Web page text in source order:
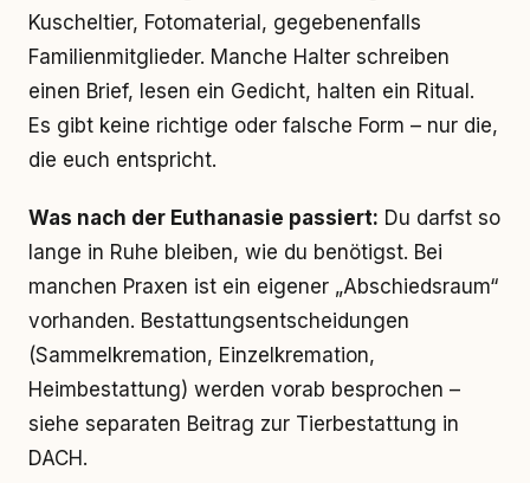
Kuscheltier, Fotomaterial, gegebenenfalls
Familienmitglieder. Manche Halter schreiben
einen Brief, lesen ein Gedicht, halten ein Ritual.
Es gibt keine richtige oder falsche Form – nur die,
die euch entspricht.
Was nach der Euthanasie passiert: Du darfst so
lange in Ruhe bleiben, wie du benötigst. Bei
manchen Praxen ist ein eigener „Abschiedsraum“
vorhanden. Bestattungsentscheidungen
(Sammelkremation, Einzelkremation,
Heimbestattung) werden vorab besprochen –
siehe separaten Beitrag zur Tierbestattung in
DACH.